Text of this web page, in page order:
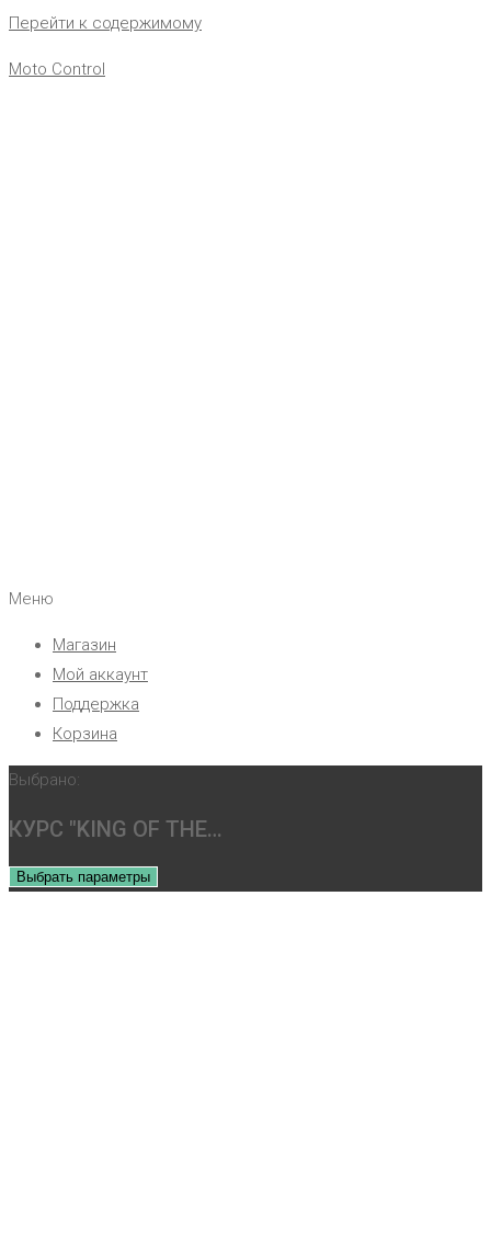
Перейти к содержимому
Moto Control
Меню
Магазин
Мой аккаунт
Поддержка
Корзина
Выбрано:
КУРС "KING OF THE…
Выбрать параметры